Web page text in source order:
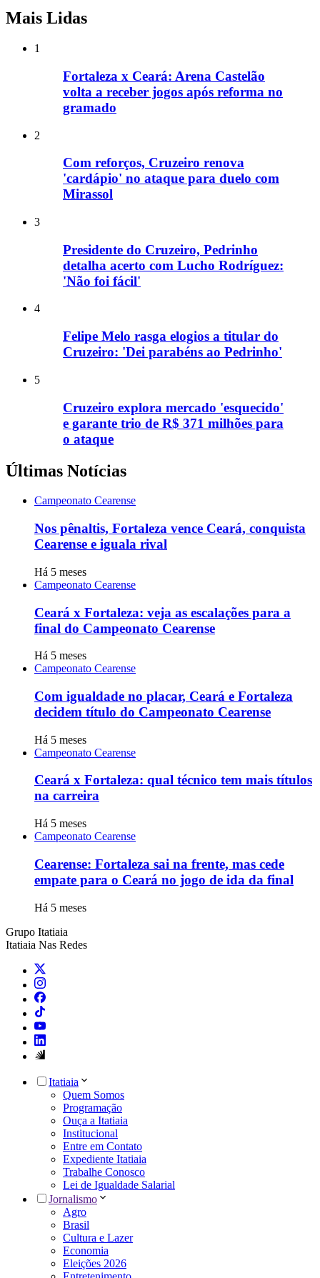
Mais Lidas
1
Fortaleza x Ceará: Arena Castelão
volta a receber jogos após reforma no
gramado
2
Com reforços, Cruzeiro renova
'cardápio' no ataque para duelo com
Mirassol
3
Presidente do Cruzeiro, Pedrinho
detalha acerto com Lucho Rodríguez:
'Não foi fácil'
4
Felipe Melo rasga elogios a titular do
Cruzeiro: 'Dei parabéns ao Pedrinho'
5
Cruzeiro explora mercado 'esquecido'
e garante trio de R$ 371 milhões para
o ataque
Últimas Notícias
Campeonato Cearense
Nos pênaltis, Fortaleza vence Ceará, conquista
Cearense e iguala rival
Há 5 meses
Campeonato Cearense
Ceará x Fortaleza: veja as escalações para a
final do Campeonato Cearense
Há 5 meses
Campeonato Cearense
Com igualdade no placar, Ceará e Fortaleza
decidem título do Campeonato Cearense
Há 5 meses
Campeonato Cearense
Ceará x Fortaleza: qual técnico tem mais títulos
na carreira
Há 5 meses
Campeonato Cearense
Cearense: Fortaleza sai na frente, mas cede
empate para o Ceará no jogo de ida da final
Há 5 meses
Grupo Itatiaia
Itatiaia Nas Redes
Itatiaia
Quem Somos
Programação
Ouça a Itatiaia
Institucional
Entre em Contato
Expediente Itatiaia
Trabalhe Conosco
Lei de Igualdade Salarial
Jornalismo
Agro
Brasil
Cultura e Lazer
Economia
Eleições 2026